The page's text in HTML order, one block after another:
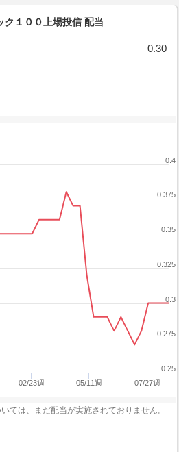
ク１００上場投信 配当
0.30
02/23週 05/11週 07/27週
0.25
0.275
0.3
0.325
0.35
0.375
0.4
ては、まだ配当が実施されておりません。